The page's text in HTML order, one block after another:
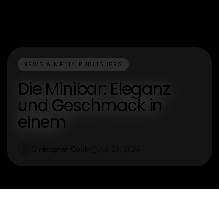
NEWS & MEDIA PUBLISHERS
Die Minibar: Eleganz
und Geschmack in
einem